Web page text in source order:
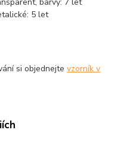
5 let
si objednejtevzorník v